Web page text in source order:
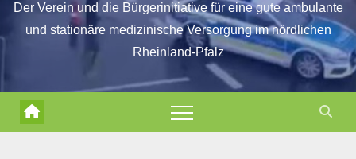
Der Verein und die Bürgerinitiative für eine gute ambulante
und stationäre medizinische Versorgung im nördlichen
Rheinland-Pfalz